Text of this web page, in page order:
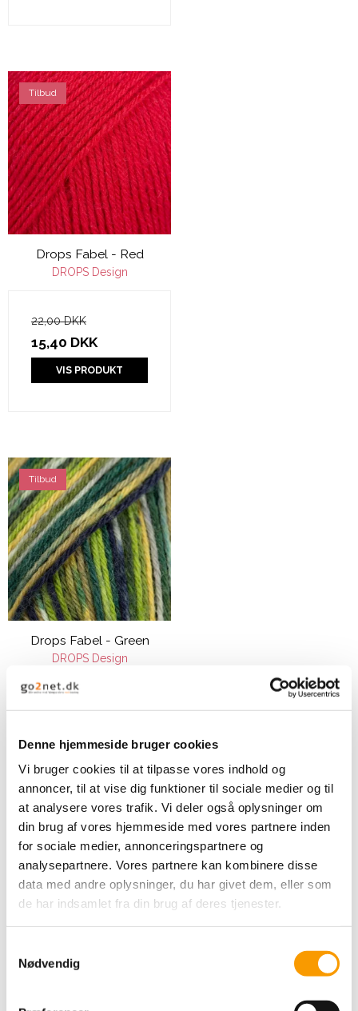
Denne hjemmeside bruger cookies
Vi bruger cookies til at tilpasse vores indhold og
annoncer, til at vise dig funktioner til sociale medier og til
at analysere vores trafik. Vi deler også oplysninger om
din brug af vores hjemmeside med vores partnere inden
for sociale medier, annonceringspartnere og
analysepartnere. Vores partnere kan kombinere disse
data med andre oplysninger, du har givet dem, eller som
de har indsamlet fra din brug af deres tjenester.
Nødvendig
Tilbud
Drops Fabel - Red
DROPS Design
22,00 DKK
15,40 DKK
VIS PRODUKT
Tilbud
Drops Fabel - Green
DROPS Design
24,00 DKK
Tilbud